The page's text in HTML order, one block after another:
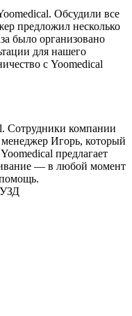
Обсудили все
предложил несколько
было организовано
для нашего
с Yoomedical
Сотрудники компании
Игорь, который
предлагает
— в любой момент
УЗД